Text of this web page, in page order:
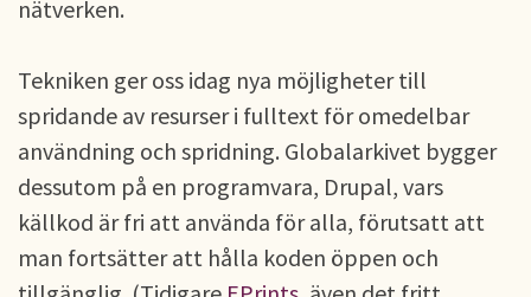
nätverken.
Tekniken ger oss idag nya möjligheter till
spridande av resurser i fulltext för omedelbar
användning och spridning. Globalarkivet bygger
dessutom på en programvara, Drupal, vars
källkod är fri att använda för alla, förutsatt att
man fortsätter att hålla koden öppen och